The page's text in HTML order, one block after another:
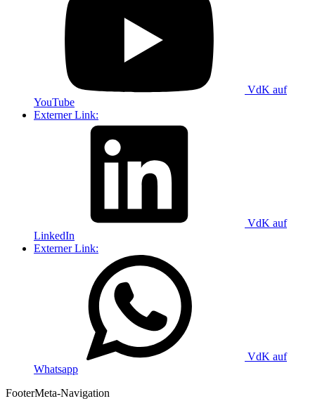
VdK auf
YouTube
Externer Link:
VdK auf
LinkedIn
Externer Link:
VdK auf
Whatsapp
FooterMeta-Navigation